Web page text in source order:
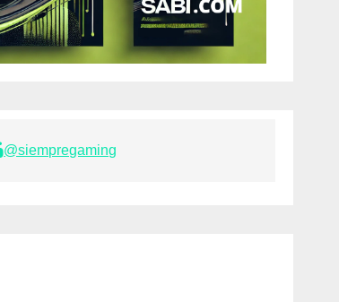
@siempregaming